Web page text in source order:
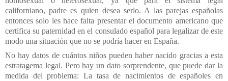
californiano, padre es quien desea serlo. A las parejas españolas
entonces solo les hace falta presentar el documento americano que
certifica su paternidad en el consulado español para legalizar de este
modo una situación que no se podría hacer en España.
No hay datos de cuántos niños pueden haber nacido gracias a esta
estratagema legal. Pero hay un dato sorprendente, que puede dar la
medida del problema: La tasa de nacimientos de españoles en